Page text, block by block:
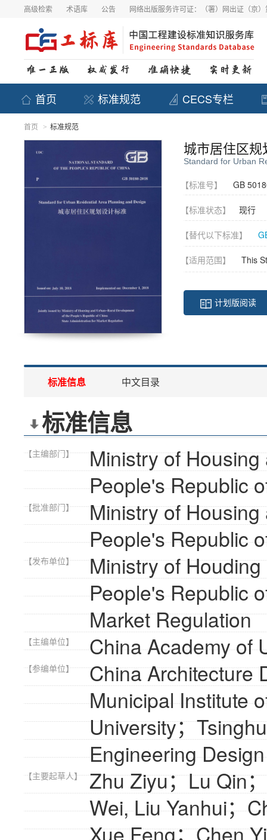
高级检索 术语库 公告 网络出版服务许可证：（署）网出证（京
首页 标准规范 CECS专栏
首页 > 标准规范
城市居住区
Standard for Urban
【标准号】 GB
【标准状态】 现行
【替代以下标准】
【适用范围】 This
计划版阅读
标准信息 中文目录
标准信息
【主编部门】
Ministry of
People's Republic
【批准部门】
Ministry of
People's Republic
【发布单位】
Ministry of
People's Republic
Market Regulation
【主编单位】 China Academy of
【参编单位】
China Architecture
Municipal Institute
University；
Engineering
【主要起草人】
Zhu Ziyu；Lu Qin
Wei, Liu Yanhui；
Xue Feng；Chen